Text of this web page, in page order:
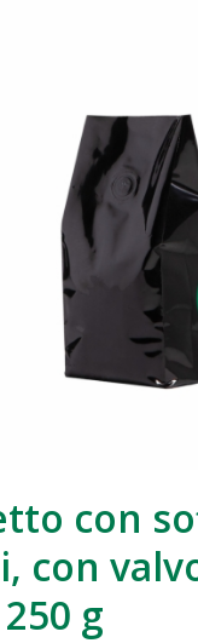
con
con
g